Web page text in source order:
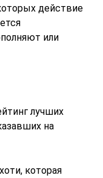
действие
или
лучших
на
которая